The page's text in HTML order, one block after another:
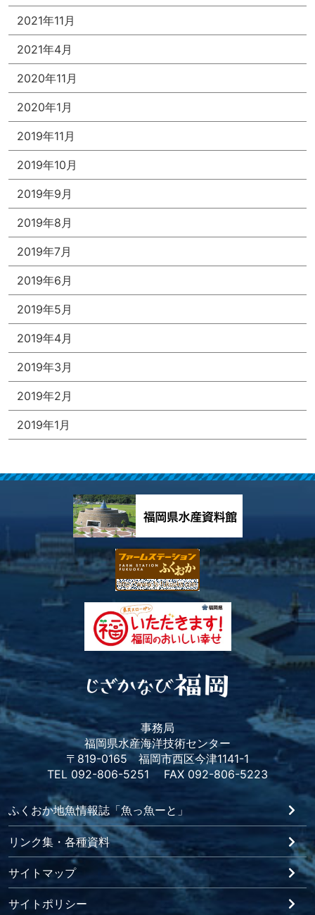
2021年11月
2021年4月
2020年11月
2020年1月
2019年11月
2019年10月
2019年9月
2019年8月
2019年7月
2019年6月
2019年5月
2019年4月
2019年3月
2019年2月
2019年1月
事務局
福岡県水産海洋技術センター
〒819-0165 福岡市西区今津1141-1
TEL 092-806-5251 FAX 092-806-5223
ふくおか地魚情報誌「魚っ魚ーと」
リンク集・各種資料
サイトマップ
サイトポリシー